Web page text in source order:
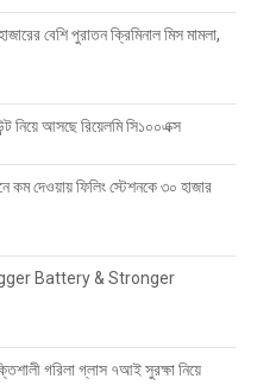
বেশি পুরাতন ক্রিমিনাল মিস মামলা,
নিয়ে আসছে রিয়েলমি সি১০০এক্স
দেওয়ায় ফিলিং স্টেশনকে ৩০ হাজার
Battery & Stronger
গরিলা গ্লাস ৭আই সুরক্ষা নিয়ে